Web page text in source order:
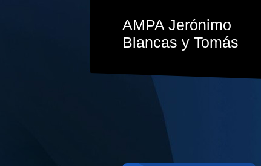
AMPA Jerónimo
Blancas y Tomás